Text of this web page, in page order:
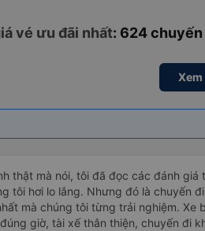
vé ưu đãi nhất: 624
thật mà nói, tôi đã đọc các đánh giá
tôi hơi lo lắng. Nhưng đó là chuyến
mà chúng tôi từng trải nghiệm. Xe
giờ, tài xế thân thiện, chuyến đi